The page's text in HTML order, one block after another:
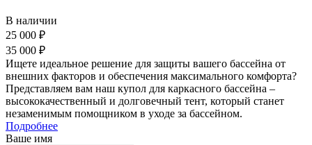
В наличии
25 000 ₽
35 000 ₽
Ищете идеальное решение для защиты вашего бассейна от
внешних факторов и обеспечения максимального комфорта?
Представляем вам наш купол для каркасного бассейна –
высококачественный и долговечный тент, который станет
незаменимым помощником в уходе за бассейном.
Подробнее
Ваше имя